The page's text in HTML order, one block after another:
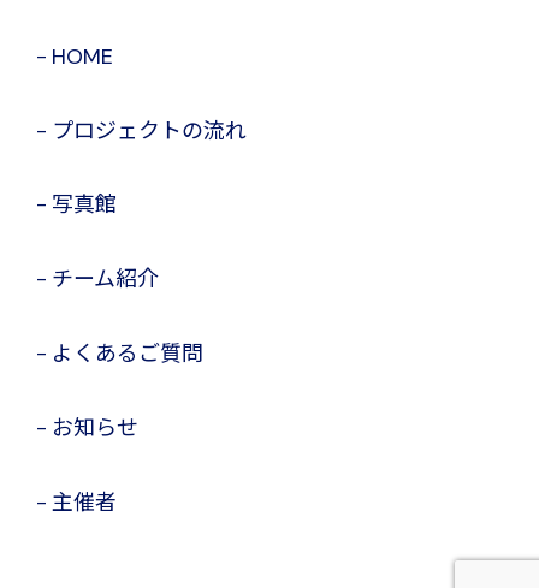
HOME
プロジェクトの流れ
写真館
チーム紹介
よくあるご質問
お知らせ
主催者